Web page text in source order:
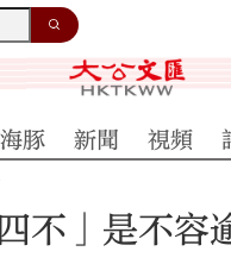
豚 新聞 視頻
不」是不容